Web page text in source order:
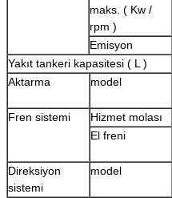
maks. ( Kw /
rpm )
Emisyon
Yakıt tankeri kapasitesi ( L )
Aktarma
model
Fren sistemi
Hizmet molası
El freni
Direksiyon
sistemi
model